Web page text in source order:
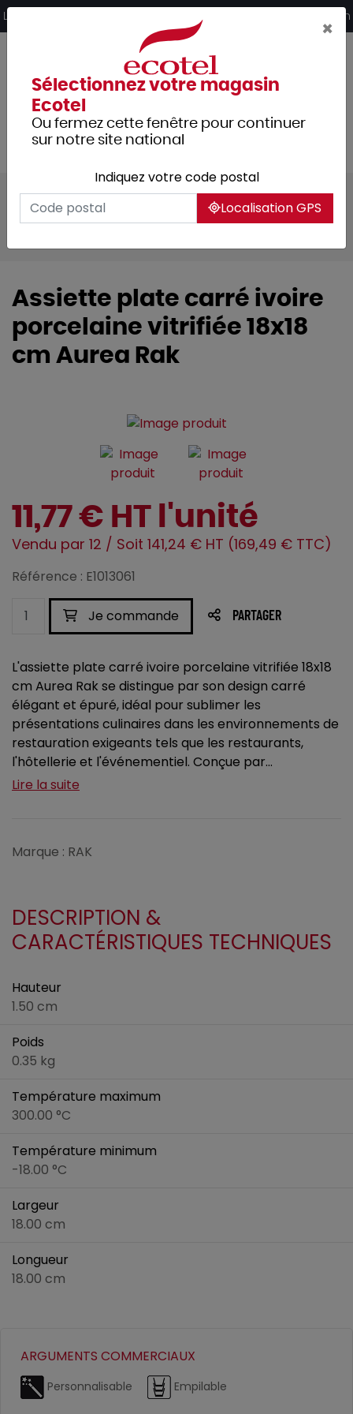
Livraison offerte dès 249€ HT d’achat et retrait 2h en magasin
Tous les produits
Arts de la table
Vaisselle
Assiettes & services
Assiette plate carré ivoire
porcelaine vitrifiée 18x18
cm Aurea Rak
11,77 € HT l'unité
Vendu par 12 / Soit 141,24 € HT (169,49 € TTC)
Référence : E1013061
Je commande PARTAGER
L'assiette plate carré ivoire porcelaine vitrifiée 18x18
cm Aurea Rak se distingue par son design carré
élégant et épuré, idéal pour sublimer les
présentations culinaires dans les environnements de
restauration exigeants tels que les restaurants,
l'hôtellerie et l'événementiel. Conçue par...
Lire la suite
Marque : RAK
DESCRIPTION &
CARACTÉRISTIQUES TECHNIQUES
Hauteur
1.50 cm
Poids
0.35 kg
Température maximum
300.00 °C
Température minimum
-18.00 °C
Largeur
18.00 cm
Longueur
18.00 cm
ARGUMENTS COMMERCIAUX
Personnalisable Empilable
×
Sélectionnez votre magasin
Ecotel
Ou fermez cette fenêtre pour continuer
sur notre site national
Indiquez votre code postal
Localisation GPS
Panneau de gestion des cookies